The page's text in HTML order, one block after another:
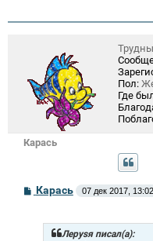
Карась
Пол:
Где
СКарась 07 дек 2017, 13:02
Лeрysя писал(а):